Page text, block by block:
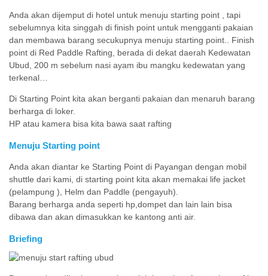
Anda akan dijemput di hotel untuk menuju starting point , tapi
sebelumnya kita singgah di finish point untuk mengganti pakaian
dan membawa barang secukupnya menuju starting point.. Finish
point di Red Paddle Rafting, berada di dekat daerah Kedewatan
Ubud, 200 m sebelum nasi ayam ibu mangku kedewatan yang
terkenal…
Di Starting Point kita akan berganti pakaian dan menaruh barang
berharga di loker.
HP atau kamera bisa kita bawa saat rafting
Menuju Starting point
Anda akan diantar ke Starting Point di Payangan dengan mobil
shuttle dari kami, di starting point kita akan memakai life jacket
(pelampung ), Helm dan Paddle (pengayuh).
Barang berharga anda seperti hp,dompet dan lain lain bisa
dibawa dan akan dimasukkan ke kantong anti air.
Briefing